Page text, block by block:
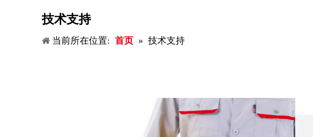
技术支持
当前所在位置: 首页 » 技术支持